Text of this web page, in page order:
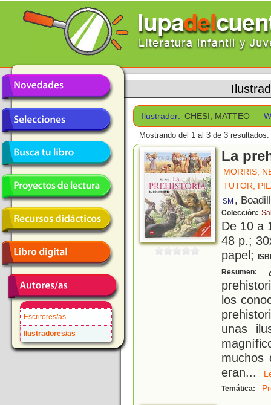
Escritores/as
Ilustradores/as
Ilustrador: CHESI, MATTEO
Mostrando del 1 al 3 de 3 resultados.
La
MORRIS,
TUTOR,
SM ,
Colección:
De 10 a
48 p.;
papel;
Resumen:
los
unas
muchos
eran...
Temática: